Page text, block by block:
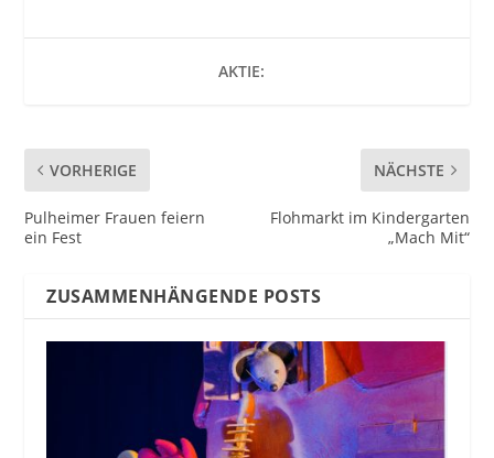
AKTIE:
VORHERIGE
Pulheimer Frauen feiern
ein Fest
NÄCHSTE
Flohmarkt im Kindergarten
„Mach Mit“
ZUSAMMENHÄNGENDE POSTS